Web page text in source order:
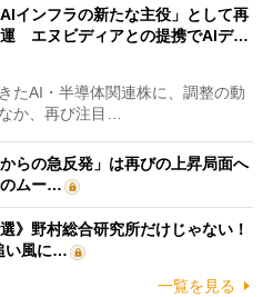
インフラの新たな主役」として再
運 エヌビディアとの提携でAIデ…
たAI・半導体関連株に、調整の動
か、再び注目…
らの急反発」は再びの上昇局面へ
ムー…
》野村総合研究所だけじゃない！
い風に…
一覧を見る